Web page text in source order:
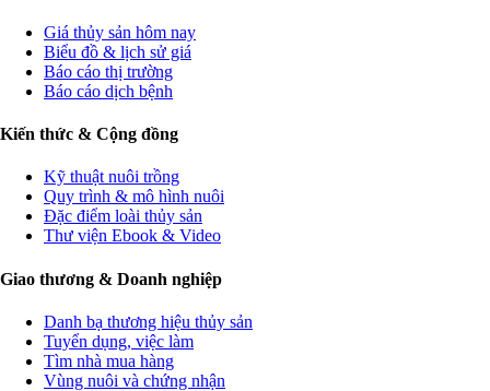
Giá thủy sản hôm nay
Biểu đồ & lịch sử giá
Báo cáo thị trường
Báo cáo dịch bệnh
Kiến thức & Cộng đồng
Kỹ thuật nuôi trồng
Quy trình & mô hình nuôi
Đặc điểm loài thủy sản
Thư viện Ebook & Video
Giao thương & Doanh nghiệp
Danh bạ thương hiệu thủy sản
Tuyển dụng, việc làm
Tìm nhà mua hàng
Vùng nuôi và chứng nhận